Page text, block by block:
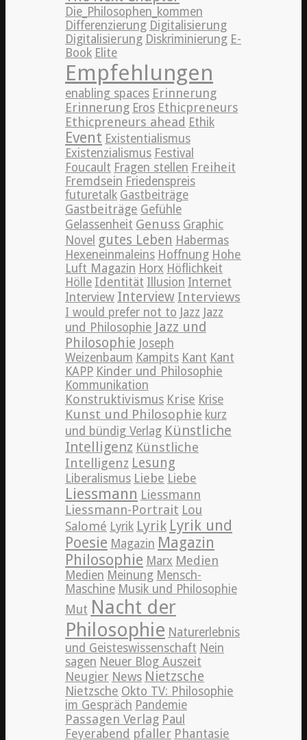
Die_Philosophen_kommen
Differenzierung Digitalisierung
Digitalisierung Diskriminierung E-
Book Elite
Empfehlungen
enabling spaces Erinnerung
Erinnerung Eros Ethicpreneurs
Ethicpreneurs ahead Ethik
Event Existentialismus
Existenzialismus Festival
Foucault Fragen stellen Freiheit
Fremdsein Friedenspreis
futuretalk Gastbeiträge
Gastbeiträge Gefühle
Gelassenheit Genuss Graphic
Novel gutes Leben Habermas
Hexeneinmaleins Hoffnung Hohe
Luft Magazin Horx Höflichkeit
Hölle Identität Illusion Internet
Interview Interview Interviews
I would prefer not to Jazz Jazz
und Philosophie Jazz und
Philosophie Joseph
Weizenbaum Kampits Kant Kant
KAPP Kinder und Philosophie
Kommunikation
Konstruktivismus Krise Krise
Kunst und Philosophie kurz
und bündig Verlag Künstliche
Intelligenz Künstliche
Intelligenz Lesung
Liberalismus Liebe Liebe
Liessmann Liessmann
Liessmann-Portrait Lou
Salomé Lyrik Lyrik Lyrik und
Poesie Magazin Magazin
Philosophie Marx Medien
Medien Meinung Mensch-
Maschine Musik und Philosophie
Mut Nacht der
Philosophie Naturerlebnis
und Geisteswissenschaft Nein
sagen Neuer Blog Auszeit
Neugier News Nietzsche
Nietzsche Okto TV: Philosophie
im Gespräch Pandemie
Passagen Verlag Paul
Feyerabend pfaller Phantasie